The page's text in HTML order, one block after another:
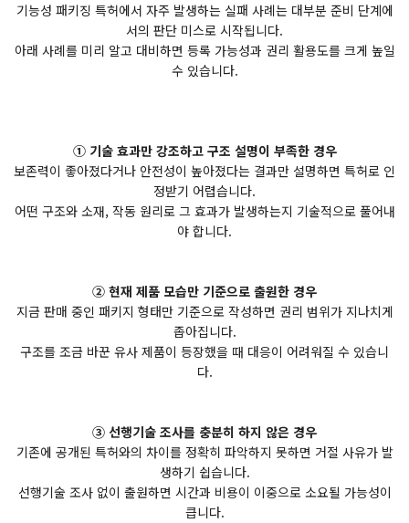
기능성 패키징 특허에서 자주 발생하는 실패 사례는 대부분 준비 단계에
서의 판단 미스로 시작됩니다.
아래 사례를 미리 알고 대비하면 등록 가능성과 권리 활용도를 크게 높일
수 있습니다.
① 기술 효과만 강조하고 구조 설명이 부족한 경우
보존력이 좋아졌다거나 안전성이 높아졌다는 결과만 설명하면 특허로 인
정받기 어렵습니다.
어떤 구조와 소재, 작동 원리로 그 효과가 발생하는지 기술적으로 풀어내
야 합니다.
② 현재 제품 모습만 기준으로 출원한 경우
지금 판매 중인 패키지 형태만 기준으로 작성하면 권리 범위가 지나치게
좁아집니다.
구조를 조금 바꾼 유사 제품이 등장했을 때 대응이 어려워질 수 있습니
다.
③ 선행기술 조사를 충분히 하지 않은 경우
기존에 공개된 특허와의 차이를 정확히 파악하지 못하면 거절 사유가 발
생하기 쉽습니다.
선행기술 조사 없이 출원하면 시간과 비용이 이중으로 소요될 가능성이
큽니다.